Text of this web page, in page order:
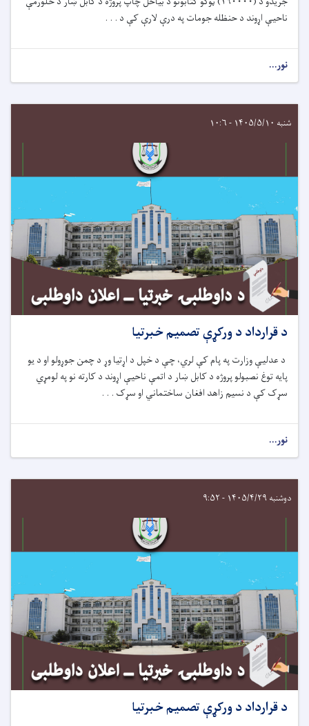
ناحیې اړوند د حنظله جومات په درې لارې کې د . . .
نور...
شنبه ۱۴۰۵/۵/۱۰ - ۱۰:۶
د قرارداد د ورکړې تصمیم خبرتیا
د عدلیې وزارت په پام کې لري، چې د خپل د اړتیا وړد چمن جوړولو او د یو
پایه توغ نصبولوپروژه د کابل ښارد اتمې ناحیې اړوند د کارته نوپهلومړي
سړک کې د نسیم زاهد افغان ساختماني او سړک . . .
نور...
دوشنبه ۱۴۰۵/۴/۲۹ - ۹:۵۲
د قرارداد د ورکړې تصمیم خبرتیا